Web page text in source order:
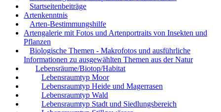
Startseitenbeiträge
Artenkenntnis
Arten-Bestimmungshilfe
Artengalerie mit Fotos und Artenportraits von Insekten und
Pflanzen
Biologische Themen - Makrofotos und ausführliche
Informationen zu ausgewählten Themen aus der Natur
Lebensräume/Biotop/Habitat
Lebensraumtyp Moor
Lebensraumtyp Heide und Magerrasen
Lebensraumtyp Wald
Lebensraumtyp Stadt und Siedlungsbereich